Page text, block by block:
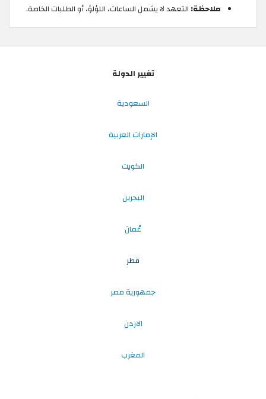
ملاحظة: التعهد لا يشمل الساعات، اللؤلؤ، أو الطلبات الخاصة.
تغيير الدولة
السعودية
الإمارات العربية
الكويت
البحرين
عُمان
قطر
جمهورية مصر
الاردن
المغرب